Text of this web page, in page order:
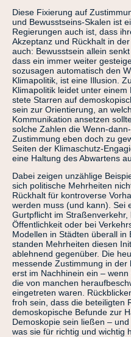
Diese Fixierung auf
und Bewusstseins-Skalen ist
Regierungen auch ist, dass
Akzeptanz und Rückhalt in
auch: Bewusstsein allein
dass ein immer weiter
sozusagen automatisch den
Klimapolitik, ist eine Illusion.
Klimapolitik leidet unter
stete Starren auf
sein zur Orientierung, an
Kommunikation ansetzen
solche Zahlen die Wenn-
Zustimmung eben doch zu
Seiten der Klimaschutz-
eine Haltung des Abwartens
Dabei zeigen unzählige
sich politische Mehrheiten
Rückhalt für kontroverse
werden muss (und kann). Sei
Gurtpflicht im
Öffentlichkeit oder bei
Modellen in Städten überall in
standen Mehrheiten diesen
ablehnend gegenüber. Die
messende Zustimmung in
erst im Nachhinein ein –
die von manchen
eingetreten waren.
froh sein, dass die beteiligten
demoskopische Befunde zur
Demoskopie sein ließen –
was sie für richtig und wichtig